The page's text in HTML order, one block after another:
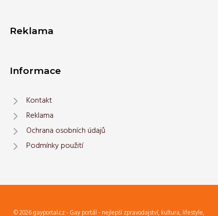
Reklama
Informace
Kontakt
Reklama
Ochrana osobních údajů
Podmínky použití
© 2026 gayportal.cz - Gay portál - nejlepší zpravodajství, kultura, lifestyle,